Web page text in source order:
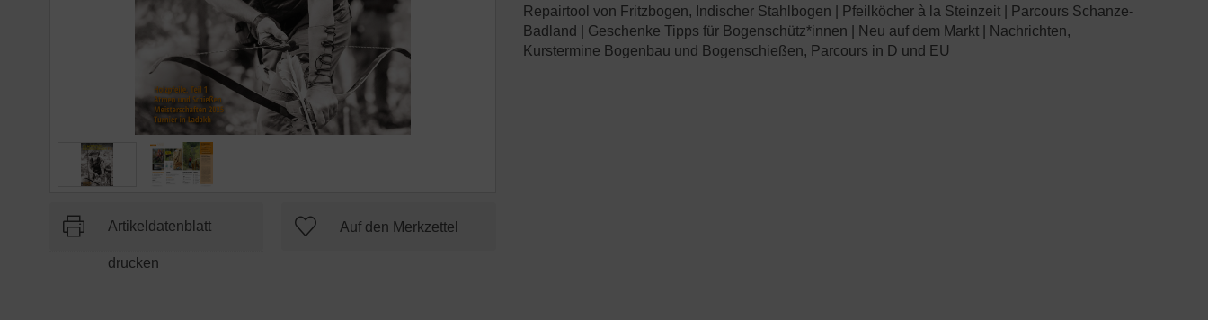
Artikeldatenblatt
drucken
Repairtool von Fritzbogen, Indischer Stahlbogen | Pfeilköcher à la Steinzeit | Parcours Schanze-
Badland | Geschenke Tipps für Bogenschütz*innen | Neu auf dem Markt | Nachrichten,
Kurstermine Bogenbau und Bogenschießen, Parcours in D und EU